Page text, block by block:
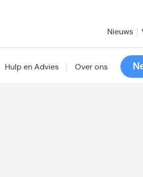
Nieuws
Hulp en Advies Over ons